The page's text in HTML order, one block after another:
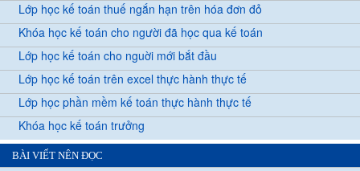
Lớp học kế toán thuế ngắn hạn trên hóa đơn đỏ
Khóa học kế toán cho người đã học qua kế toán
Lớp học kế toán cho nguời mới bắt đầu
Lớp học kế toán trên excel thực hành thực tế
Lớp học phần mềm kế toán thực hành thực tế
Khóa học kế toán trưởng
BÀI VIẾT NÊN ĐỌC